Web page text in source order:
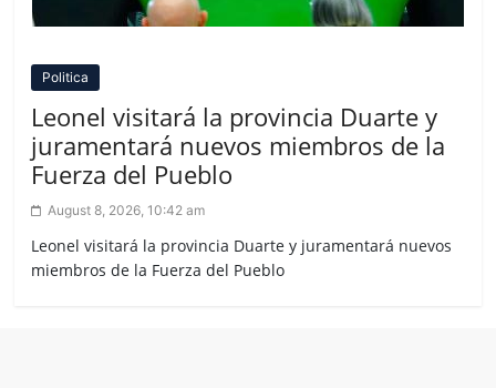
Politica
Leonel visitará la provincia Duarte y
juramentará nuevos miembros de la
Fuerza del Pueblo
August 8, 2026, 10:42 am
Leonel visitará la provincia Duarte y juramentará nuevos
miembros de la Fuerza del Pueblo